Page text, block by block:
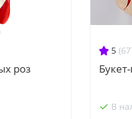
роз
5
В